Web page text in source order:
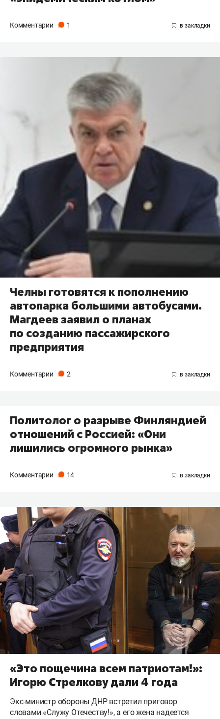
Комментарии 1
Челны готовятся к пополнению
автопарка большими автобусами.
Магдеев заявил о планах
по созданию пассажирского
предприятия
Комментарии 2
Политолог о разрыве Финляндией
отношений с Россией: «Они
лишились огромного рынка»
Комментарии 14
«Это пощечина всем патриотам!»:
Игорю Стрелкову дали 4 года
Экс-министр обороны ДНР встретил приговор
словами «Служу Отечеству!», а его жена надеется